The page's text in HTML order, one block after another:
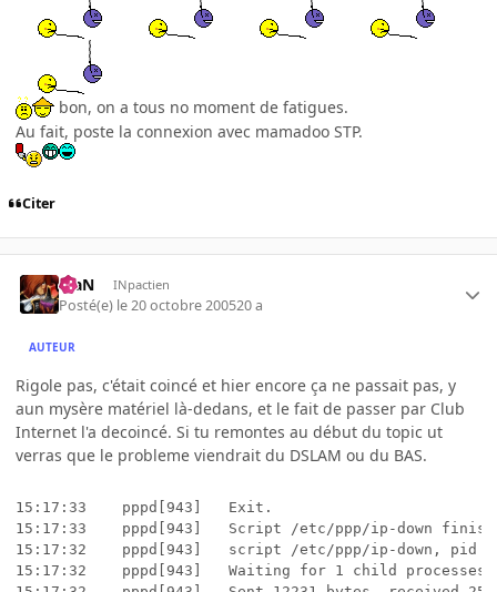
bon, on a tous no moment de fatigues.
Au fait, poste la connexion avec mamadoo STP.
Citer
KiaN INpactien
Posté(e) le 20 octobre 200520 a
AUTEUR
Rigole pas, c'était coincé et hier encore ça ne passait pas, y
aun mysère matériel là-dedans, et le fait de passer par Club
Internet l'a decoincé. Si tu remontes au début du topic ut
verras que le probleme viendrait du DSLAM ou du BAS.
15:17:33	pppd[943]	Exit.
15:17:33	pppd[943]	Script /etc/ppp/ip-down finished (pid 1080), status = 0x0
15:17:32	pppd[943]	script /etc/ppp/ip-down, pid 1080
15:17:32	pppd[943]	Waiting for 1 child processes...